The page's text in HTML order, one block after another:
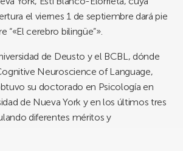
el viernes 1 de septiembre dará pie
“«El cerebro bilingüe”».
de Deusto y el BCBL, dónde
Neuroscience of Language,
su doctorado en Psicología en
de Nueva York y en los últimos tres
diferentes méritos y